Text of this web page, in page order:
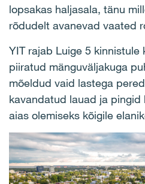
lopsakas haljasala, tänu
rõdudelt avanevad vaated
YIT rajab Luige 5 kinnistule
piiratud mänguväljakuga
mõeldud vaid lastega
kavandatud lauad ja
aias olemiseks kõigile